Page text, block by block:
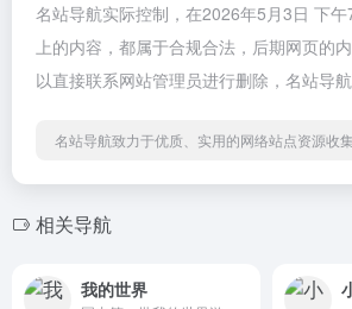
名站导航实际控制，在2026年5月3日 下
上的内容，都属于合规合法，后期网页的
以直接联系网站管理员进行删除，名站导航
名站导航致力于优质、实用的网络站点资源收
相关导航
我的世界